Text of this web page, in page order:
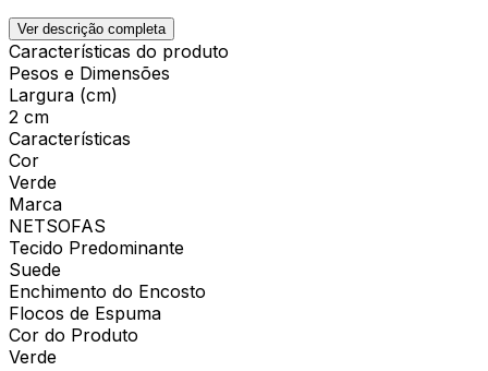
Ver descrição completa
Características do produto
Pesos e Dimensões
Largura (cm)
2 cm
Características
Cor
Verde
Marca
NETSOFAS
Tecido Predominante
Suede
Enchimento do Encosto
Flocos de Espuma
Cor do Produto
Verde